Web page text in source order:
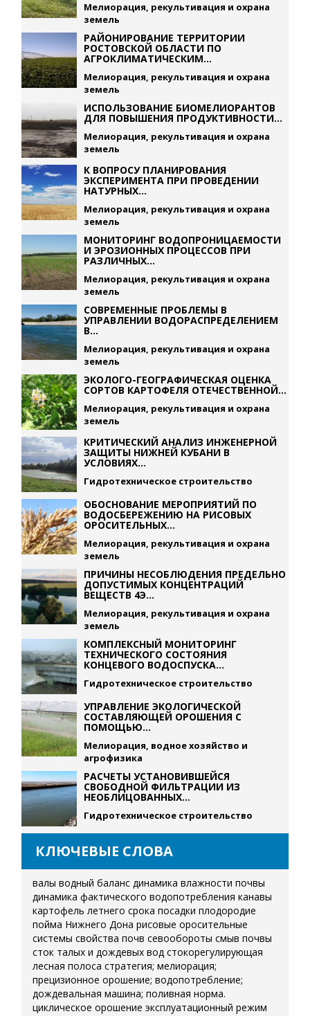
Мелиорация, рекультивация и охрана
земель
РАЙОНИРОВАНИЕ ТЕРРИТОРИИ
РОСТОВСКОЙ ОБЛАСТИ ПО
АГРОКЛИМАТИЧЕСКИМ...
Мелиорация, рекультивация и охрана
земель
ИСПОЛЬЗОВАНИЕ БИОМЕЛИОРАНТОВ
ДЛЯ ПОВЫШЕНИЯ ПРОДУКТИВНОСТИ...
Мелиорация, рекультивация и охрана
земель
К ВОПРОСУ ПЛАНИРОВАНИЯ
ЭКСПЕРИМЕНТА ПРИ ПРОВЕДЕНИИ
НАТУРНЫХ...
Мелиорация, рекультивация и охрана
земель
МОНИТОРИНГ ВОДОПРОНИЦАЕМОСТИ
И ЭРОЗИОННЫХ ПРОЦЕССОВ ПРИ
РАЗЛИЧНЫХ...
Мелиорация, рекультивация и охрана
земель
СОВРЕМЕННЫЕ ПРОБЛЕМЫ В
УПРАВЛЕНИИ ВОДОРАСПРЕДЕЛЕНИЕМ
В...
Мелиорация, рекультивация и охрана
земель
ЭКОЛОГО-ГЕОГРАФИЧЕСКАЯ ОЦЕНКА
СОРТОВ КАРТОФЕЛЯ ОТЕЧЕСТВЕННОЙ...
Мелиорация, рекультивация и охрана
земель
КРИТИЧЕСКИЙ АНАЛИЗ ИНЖЕНЕРНОЙ
ЗАЩИТЫ НИЖНЕЙ КУБАНИ В
УСЛОВИЯХ...
Гидротехническое строительство
ОБОСНОВАНИЕ МЕРОПРИЯТИЙ ПО
ВОДОСБЕРЕЖЕНИЮ НА РИСОВЫХ
ОРОСИТЕЛЬНЫХ...
Мелиорация, рекультивация и охрана
земель
ПРИЧИНЫ НЕСОБЛЮДЕНИЯ ПРЕДЕЛЬНО
ДОПУСТИМЫХ КОНЦЕНТРАЦИЙ
ВЕЩЕСТВ 4Э...
Мелиорация, рекультивация и охрана
земель
КОМПЛЕКСНЫЙ МОНИТОРИНГ
ТЕХНИЧЕСКОГО СОСТОЯНИЯ
КОНЦЕВОГО ВОДОСПУСКА...
Гидротехническое строительство
УПРАВЛЕНИЕ ЭКОЛОГИЧЕСКОЙ
СОСТАВЛЯЮЩЕЙ ОРОШЕНИЯ С
ПОМОЩЬЮ...
Мелиорация, водное хозяйство и
агрофизика
РАСЧЕТЫ УСТАНОВИВШЕЙСЯ
СВОБОДНОЙ ФИЛЬТРАЦИИ ИЗ
НЕОБЛИЦОВАННЫХ...
Гидротехническое строительство
КЛЮЧЕВЫЕ СЛОВА
валы водный баланс динамика влажности почвы
динамика фактического водопотребления канавы
картофель летнего срока посадки плодородие
пойма Нижнего Дона рисовые оросительные
системы свойства почв севообороты смыв почвы
сток талых и дождевых вод стокорегулирующая
лесная полоса стратегия; мелиорация;
прецизионное орошение; водопотребление;
дождевальная машина; поливная норма.
циклическое орошение эксплуатационный режим